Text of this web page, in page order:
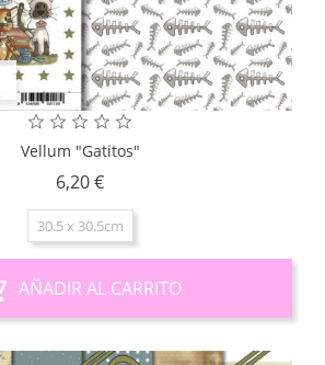
Vellum "Gatitos"
6,20 €Precio
30.5 x 30.5cm
AÑADIR AL CARRITO